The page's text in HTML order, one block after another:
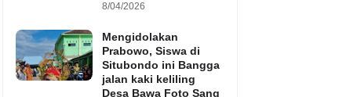
8/04/2026
Mengidolakan
Prabowo, Siswa di
Situbondo ini Bangga
jalan kaki keliling
Desa Bawa Foto Sang